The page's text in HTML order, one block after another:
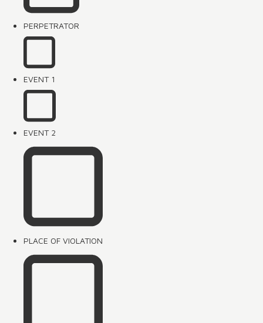
PERPETRATOR
EVENT 1
EVENT 2
PLACE OF VIOLATION